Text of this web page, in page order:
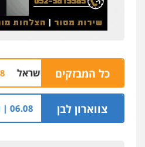
כל המבזקים
אדרי שחזר לישראל 06.08 | 13:47
צווארון לבן
בענה שבגליל 06.08 | 00:10